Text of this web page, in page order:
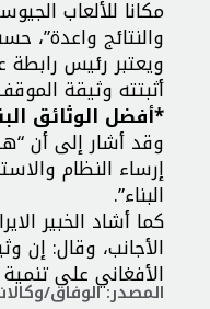
مكانا للألعاب
والنتائج واعدة”،
ويعتبر رئيس
أثبتته وثيقة
*أفضل الوثائق
وقد أشار إلى أن
إرساء النظام
البناء”.
كما أشاد الخبير
الأجانب، وقال: إن
الأفغاني على
المصدر: الوفاق/